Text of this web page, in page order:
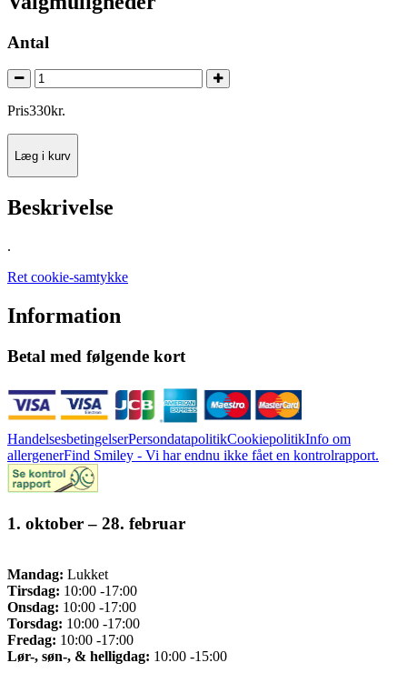
Antal
Pris330kr.
Læg i kurv
Beskrivelse
.
Ret cookie-samtykke
Information
Betal med følgende kort
HandelsesbetingelserPersondatapolitikCookiepolitikInfo om
allergenerFind Smiley - Vi har endnu ikke fået en kontrolrapport.
1. oktober – 28. februar
Mandag: Lukket
Tirsdag: 10:00 -17:00
Onsdag: 10:00 -17:00
Torsdag: 10:00 -17:00
Fredag: 10:00 -17:00
Lør-, søn-, & helligdag: 10:00 -15:00